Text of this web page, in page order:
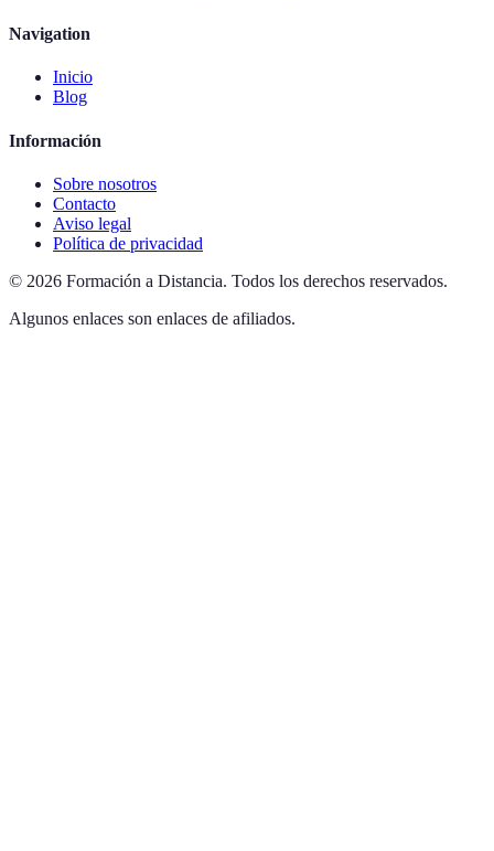
Navigation
Inicio
Blog
Información
Sobre nosotros
Contacto
Aviso legal
Política de privacidad
© 2026 Formación a Distancia. Todos los derechos reservados.
Algunos enlaces son enlaces de afiliados.